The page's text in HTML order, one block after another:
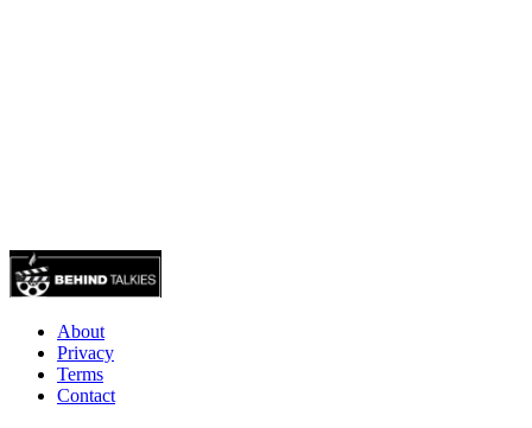
About
Privacy
Terms
Contact